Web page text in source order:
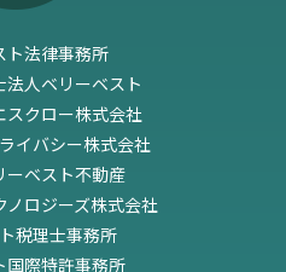
ト法律事務所
人ベリーベスト
スクロー株式会社
イバシー株式会社
ーベスト不動産
ノロジーズ株式会社
税理士事務所
国際特許事務所